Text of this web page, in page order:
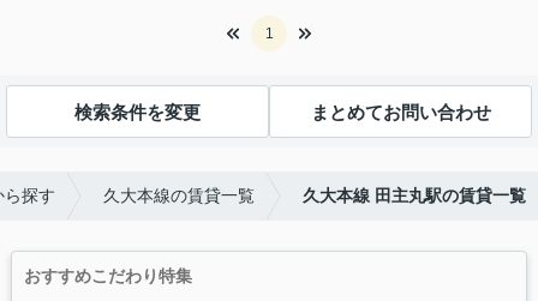
1
検索条件を変更 まとめてお問い合わせ
ら探す 久大本線の賃貸一覧 久大本線 田主丸駅の賃貸一覧
おすすめこだわり特集